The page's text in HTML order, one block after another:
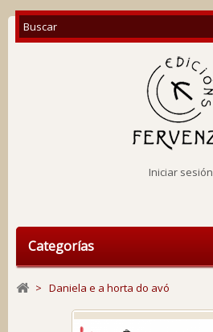
Categorías
Iniciar sesión
> Daniela e a horta do avó